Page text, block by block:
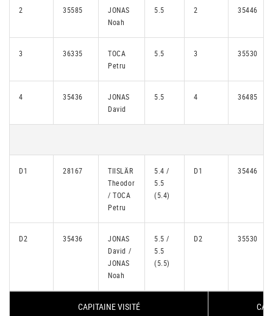
2 35585
JONAS
Noah
5.5 2 35446
3 36335
TOCA
Petru
5.5 3 35530
4 35436
JONAS
David
5.5 4 36485
D1 28167
TIISLÄR
Theodor
/ TOCA
Petru
5.4 /
5.5
(5.4)
D1 35446
D2 35436
JONAS
David /
JONAS
Noah
5.5 /
5.5
(5.5)
D2 35530
CAPITAINE VISITÉ